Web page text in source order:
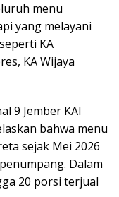
menu
yang melayani
KA
KA Wijaya
9 Jember KAI
bahwa menu
sejak Mei 2026
Dalam
20 porsi terjual